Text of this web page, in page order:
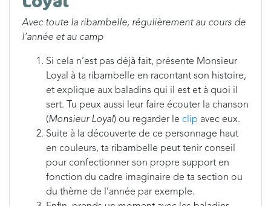
Avec toute la ribambelle, régulièrement au cours de
l’année et au camp
Si cela n’est pas déjà fait, présente Monsieur
Loyal à ta ribambelle en racontant son histoire,
et explique aux baladins qui il est et à quoi il
sert. Tu peux aussi leur faire écouter la chanson
(Monsieur Loyal) ou regarder le clip avec eux.
Suite à la découverte de ce personnage haut
en couleurs, ta ribambelle peut tenir conseil
pour confectionner son propre support en
fonction du cadre imaginaire de ta section ou
du thème de l’année par exemple.